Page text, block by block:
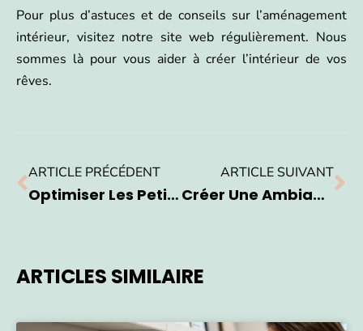
Pour plus d’astuces et de conseils sur l’aménagement
intérieur, visitez notre site web régulièrement. Nous
sommes là pour vous aider à créer l’intérieur de vos
rêves.
ARTICLE PRÉCÉDENT
Optimiser Les Petits Espaces: Astuces Et Idées Pour Une Maison Fonctionnelle
ARTICLE SUIVANT
Créer Une Ambiance Chaleureuse Chez Soi : Conseils Et Inspirations De Décoration Maison
ARTICLES SIMILAIRE